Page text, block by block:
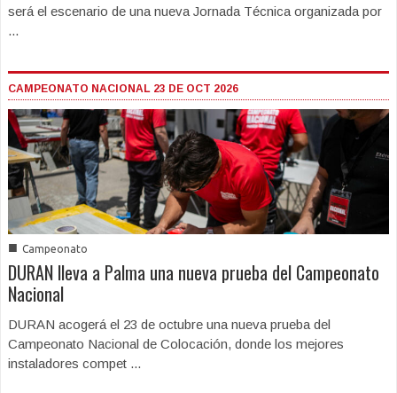
será el escenario de una nueva Jornada Técnica organizada por
...
CAMPEONATO NACIONAL 23 DE OCT 2026
■ Campeonato
DURAN lleva a Palma una nueva prueba del Campeonato
Nacional
DURAN acogerá el 23 de octubre una nueva prueba del
Campeonato Nacional de Colocación, donde los mejores
instaladores compet ...